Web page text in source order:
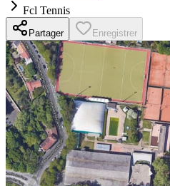
Fcl Tennis
Partager Enregistrer